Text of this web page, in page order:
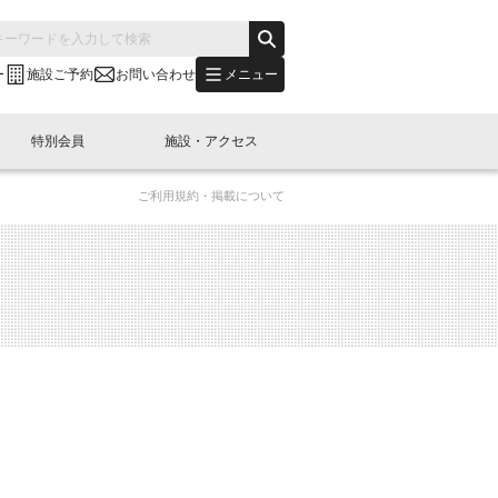
施設ご予約 お問い合わせ メニュー
別会員開催
展・参加
"LINK-BioBAY TOKYO"？
(News Letter)
コラム
ュース・事業紹介
ベント
LINK-J WEST
容
本橋エリアについて
特別会員
し込み
施設・アクセス
予約
ご利用規約・掲載について